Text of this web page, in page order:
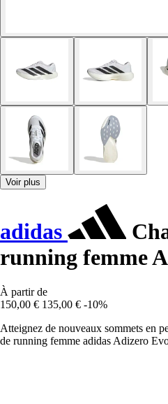
Voir plus
adidas
running femme
À partir de
150,00 € 135,00 € -10%
Atteignez de nouveaux sommets en
de running femme adidas Adizero